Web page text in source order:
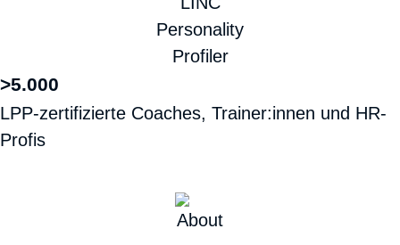
>5.000
LPP-zertifizierte Coaches, Trainer:innen und HR-
Profis